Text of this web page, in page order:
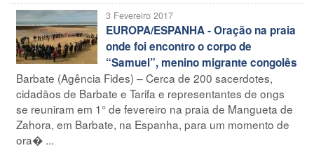
3 Fevereiro 2017
EUROPA/ESPANHA - Oração na praia
onde foi encontro o corpo de
“Samuel”, menino migrante congolês
Barbate (Agência Fides) – Cerca de 200 sacerdotes,
cidadãos de Barbate e Tarifa e representantes de ongs
se reuniram em 1° de fevereiro na praia de Mangueta de
Zahora, em Barbate, na Espanha, para um momento de
ora� ...